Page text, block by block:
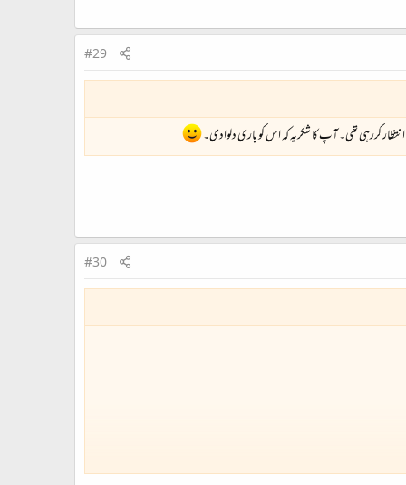
#29
کررہی تھی۔ آپ کا شکریہ کہ اس کو باری دلوادی۔
#30